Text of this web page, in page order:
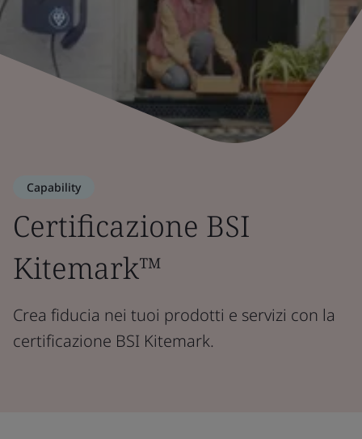
Capability
Certificazione BSI
Kitemark™
Crea fiducia nei tuoi prodotti e servizi con la
certificazione BSI Kitemark.